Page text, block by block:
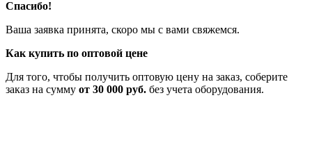
Спасибо!
Ваша заявка принята, скоро мы с вами свяжемся.
Как купить по оптовой цене
Для того, чтобы получить оптовую цену на заказ, соберите
заказ на сумму от 30 000 руб. без учета оборудования.